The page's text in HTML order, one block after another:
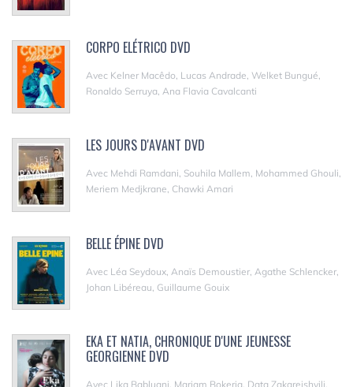
CORPO ELÉTRICO DVD
Avec Kelner Macêdo, Lucas Andrade, Welket Bungué,
Ronaldo Serruya, Ana Flavia Cavalcanti
LES JOURS D'AVANT DVD
Avec Mehdi Ramdani, Souhila Mallem, Mohammed Ghouli,
Meriem Medjkrane, Chawki Amari
BELLE ÉPINE DVD
Avec Léa Seydoux, Anaïs Demoustier, Agathe Schlencker,
Johan Libéreau, Guillaume Gouix
EKA ET NATIA, CHRONIQUE D'UNE JEUNESSE
GEORGIENNE DVD
Avec Lika Babluani, Mariam Bokeria, Data Zakareishvili,